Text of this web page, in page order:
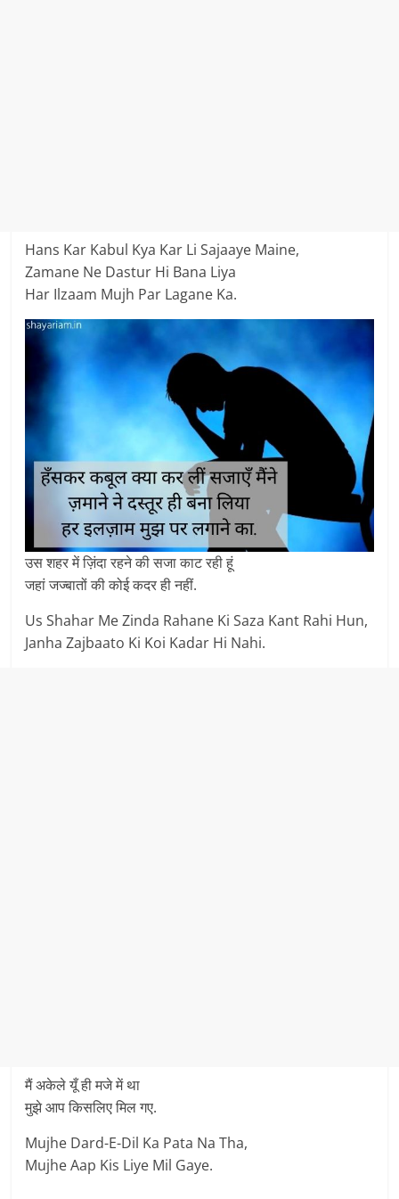
Hans Kar Kabul Kya Kar Li Sajaaye Maine,
Zamane Ne Dastur Hi Bana Liya
Har Ilzaam Mujh Par Lagane Ka.
उस शहर में ज़िंदा रहने की सजा काट रही हूं
जहां जज्बातों की कोई कदर ही नहीं.
Us Shahar Me Zinda Rahane Ki Saza Kant Rahi Hun,
Janha Zajbaato Ki Koi Kadar Hi Nahi.
मैं अकेले यूँ ही मजे में था
मुझे आप किसलिए मिल गए.
Mujhe Dard-E-Dil Ka Pata Na Tha,
Mujhe Aap Kis Liye Mil Gaye.